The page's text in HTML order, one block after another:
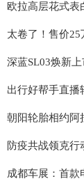
欧拉高层花式表
太卷了！售价
深蓝SL03焕新
出行好帮手直播
朝阳轮胎相约阿
防疫共战领克行
成都车展：首款